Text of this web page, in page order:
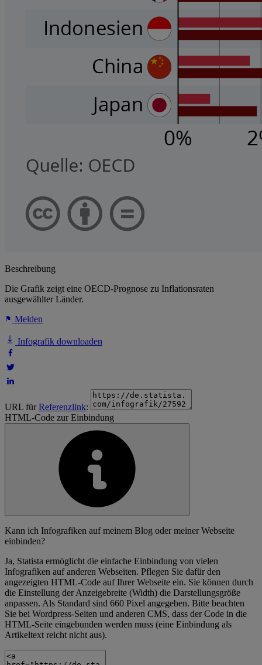
Beschreibung
Die Grafik zeigt eine OECD-Prognose zu Inflationsraten
ausgewählter Länder.
Melden
Infografik downloaden
URL fürReferenzlink:
HTML-Code zur Einbindung
Kann ich Infografiken auf meinem Blog oder meiner Webseite
einbinden?
Ja, Statista ermöglicht die einfache Einbindung von vielen
Infografiken auf anderen Webseiten. Pflegen Sie dafür den
angezeigten HTML-Code auf Ihrer Webseite ein. Sie können durch
die Einstellung der Anzeigebreite (Width) die Darstellungsgröße
anpassen. Als Standard sind 660 Pixel angegeben. Bitte beachten
Sie bei Wordpress-Seiten und anderen CMS, dass der Code in die
HTML-Seite eingebunden werden muss (eine Einbindung als
Artikeltext reicht nicht aus).